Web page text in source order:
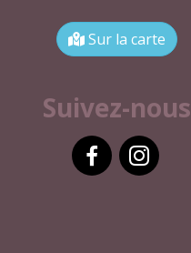
Sur la carte
Suivez-nous